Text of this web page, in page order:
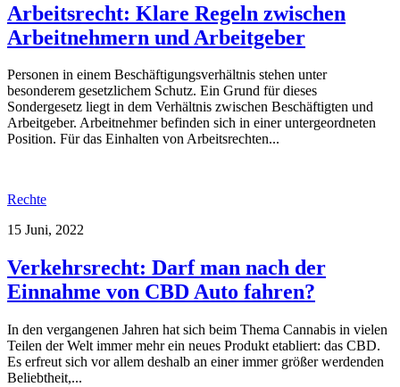
Arbeitsrecht: Klare Regeln zwischen
Arbeitnehmern und Arbeitgeber
Personen in einem Beschäftigungsverhältnis stehen unter
besonderem gesetzlichem Schutz. Ein Grund für dieses
Sondergesetz liegt in dem Verhältnis zwischen Beschäftigten und
Arbeitgeber. Arbeitnehmer befinden sich in einer untergeordneten
Position. Für das Einhalten von Arbeitsrechten...
Rechte
15 Juni, 2022
Verkehrsrecht: Darf man nach der
Einnahme von CBD Auto fahren?
In den vergangenen Jahren hat sich beim Thema Cannabis in vielen
Teilen der Welt immer mehr ein neues Produkt etabliert: das CBD.
Es erfreut sich vor allem deshalb an einer immer größer werdenden
Beliebtheit,...